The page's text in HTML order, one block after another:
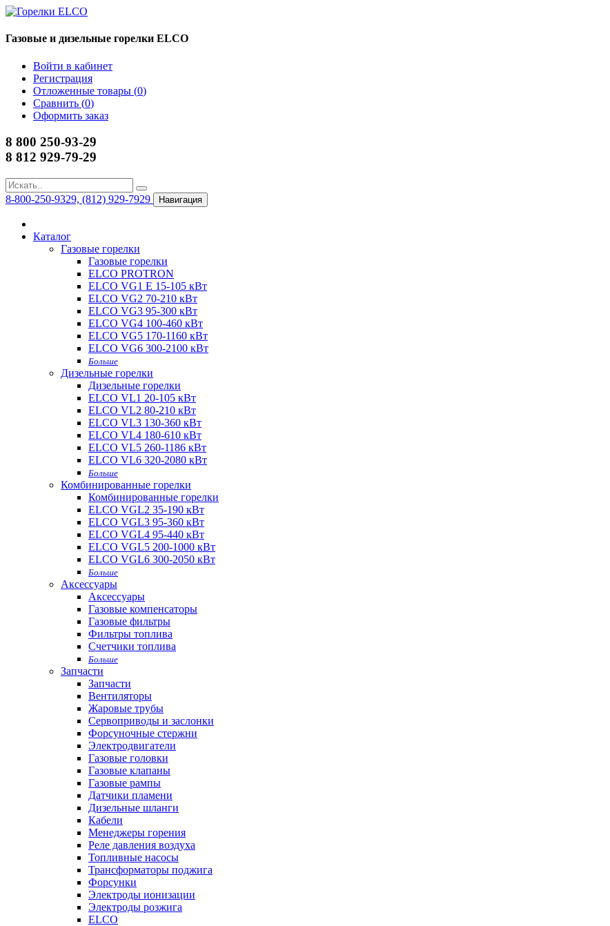
Газовые и дизельные горелки ELCO
Войти в кабинет
Регистрация
Отложенные товары (0)
Сравнить (0)
Оформить заказ
8 800 250-93-29
8 812 929-79-29
8-800-250-9329, (812) 929-7929 Навигация
Каталог
Газовые горелки
Газовые горелки
ELCO PROTRON
ELCO VG1 E 15-105 кВт
ELCO VG2 70-210 кВт
ELCO VG3 95-300 кВт
ELCO VG4 100-460 кВт
ELCO VG5 170-1160 кВт
ELCO VG6 300-2100 кВт
Больше
Дизельные горелки
Дизельные горелки
ELCO VL1 20-105 кВт
ELCO VL2 80-210 кВт
ELCO VL3 130-360 кВт
ELCO VL4 180-610 кВт
ELCO VL5 260-1186 кВт
ELCO VL6 320-2080 кВт
Больше
Комбинированные горелки
Комбинированные горелки
ELCO VGL2 35-190 кВт
ELCO VGL3 95-360 кВт
ELCO VGL4 95-440 кВт
ELCO VGL5 200-1000 кВт
ELCO VGL6 300-2050 кВт
Больше
Аксессуары
Аксессуары
Газовые компенсаторы
Газовые фильтры
Фильтры топлива
Счетчики топлива
Больше
Запчасти
Запчасти
Вентиляторы
Жаровые трубы
Сервоприводы и заслонки
Форсуночные стержни
Электродвигатели
Газовые головки
Газовые клапаны
Газовые рампы
Датчики пламени
Дизельные шланги
Кабели
Менеджеры горения
Реле давления воздуха
Топливные насосы
Трансформаторы поджига
Форсунки
Электроды ионизации
Электроды розжига
ELCO